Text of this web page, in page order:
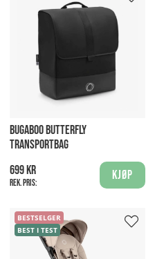
BUGABOO BUTTERFLY
TRANSPORTBAG
699 kr
Rek. pris:
Kjøp
BESTSELGER
BEST I TEST